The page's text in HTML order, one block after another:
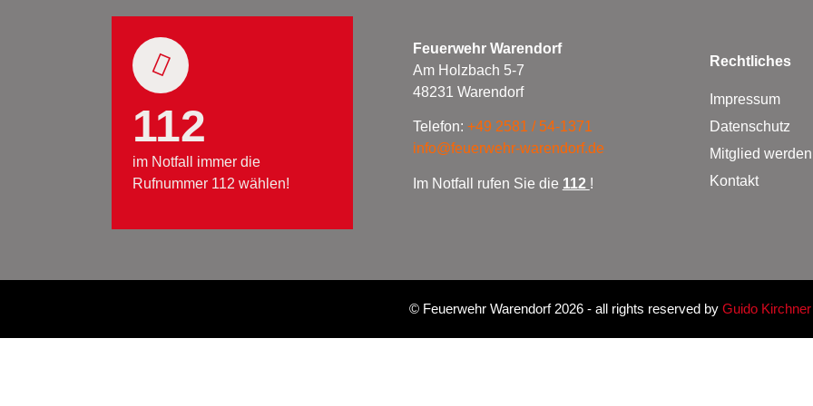
112
im Notfall immer die
Rufnummer 112 wählen!
Feuerwehr Warendorf
Am Holzbach 5-7
48231 Warendorf
Telefon: +49 2581 / 54-1371
info@feuerwehr-warendorf.de
Im Notfall rufen Sie die 112 !
Rechtliches
Impressum
Datenschutz
Mitglied
Kontakt
© Feuerwehr Warendorf 2026- all rights reserved by Guido Kirchner